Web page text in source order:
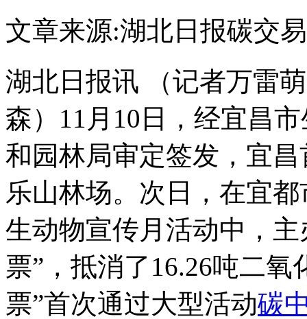
文章来源:湖北日报碳交
湖北日报讯 （记者万雷
森）11月10日，经宜昌
和园林局审定签发，宜
乐山林场。次日，在宜
生动物宣传月活动中，
票”，抵消了16.26吨二
票”首次通过大型活动碳